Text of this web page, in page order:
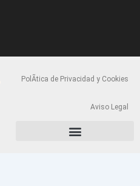
PolÃ­tica de Privacidad y Cookies
Aviso Legal